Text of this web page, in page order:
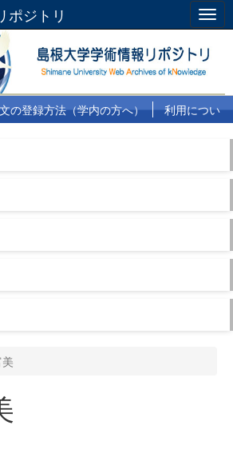
ポジトリ
の登録方法（学内の方へ）
利用につい